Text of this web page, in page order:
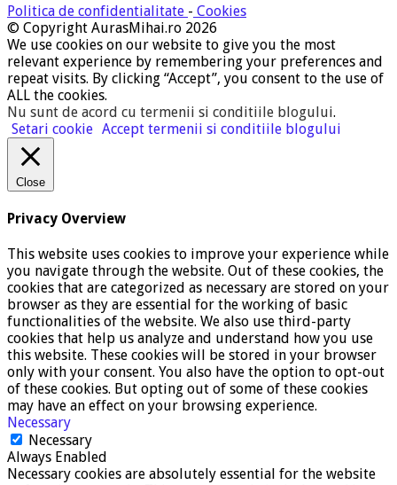
Politica de confidentialitate - Cookies
© Copyright AurasMihai.ro 2026
We use cookies on our website to give you the most
relevant experience by remembering your preferences and
repeat visits. By clicking “Accept”, you consent to the use of
ALL the cookies.
Nu sunt de acord cu termenii si conditiile blogului.
Setari cookie Accept termenii si conditiile blogului
Close
Privacy Overview
This website uses cookies to improve your experience while
you navigate through the website. Out of these cookies, the
cookies that are categorized as necessary are stored on your
browser as they are essential for the working of basic
functionalities of the website. We also use third-party
cookies that help us analyze and understand how you use
this website. These cookies will be stored in your browser
only with your consent. You also have the option to opt-out
of these cookies. But opting out of some of these cookies
may have an effect on your browsing experience.
Necessary
Necessary
Always Enabled
Necessary cookies are absolutely essential for the website